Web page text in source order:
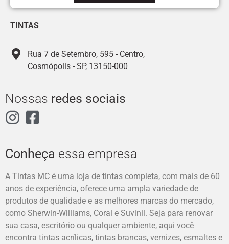
TINTAS
Rua 7 de Setembro, 595 - Centro,
Cosmópolis - SP, 13150-000
Nossas redes sociais
Conheça essa empresa
A Tintas MC é uma loja de tintas completa, com mais de 60
anos de experiência, oferece uma ampla variedade de
produtos de qualidade e as melhores marcas do mercado,
como Sherwin-Williams, Coral e Suvinil. Seja para renovar
sua casa, escritório ou qualquer ambiente, aqui você
encontra tintas acrílicas, tintas brancas, vernizes, esmaltes e